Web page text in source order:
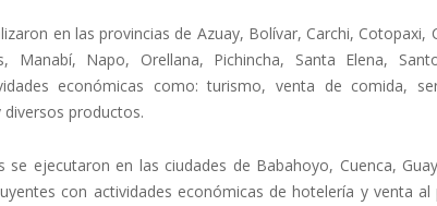
en las provincias de Azuay, Bolívar, Carchi, Cotopaxi,
Manabí, Napo, Orellana, Pichincha, Santa Elena,
económicas como: turismo, venta de comida,
productos.
se ejecutaron en las ciudades de Babahoyo, Cuenca,
con actividades económicas de hotelería y venta